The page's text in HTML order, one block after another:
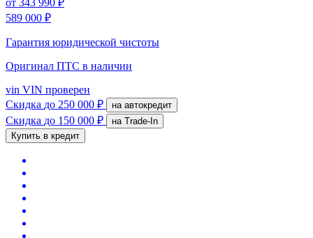
589 000 ₽
Гарантия юридической чистоты
Оригинал ПТС в наличии
vin VIN проверен
Скидка до 250 000 ₽ на автокредит
Скидка до 150 000 ₽
на Trade-In
Купить в кредит